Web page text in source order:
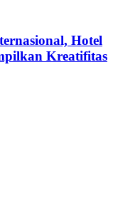
Hotel
Kreatifitas